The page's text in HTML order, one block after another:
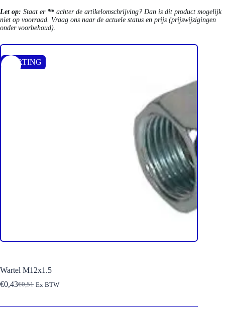
Let op: Staat er ** achter de artikelomschrijving? Dan is dit product mogelijk
niet op voorraad. Vraag ons naar de actuele status en prijs (prijswijzigingen
onder voorbehoud).
KORTING
Wartel M12x1.5
€0,51
Oorspronkelijke
was:
€0,43Huidige
is:
Ex BTW